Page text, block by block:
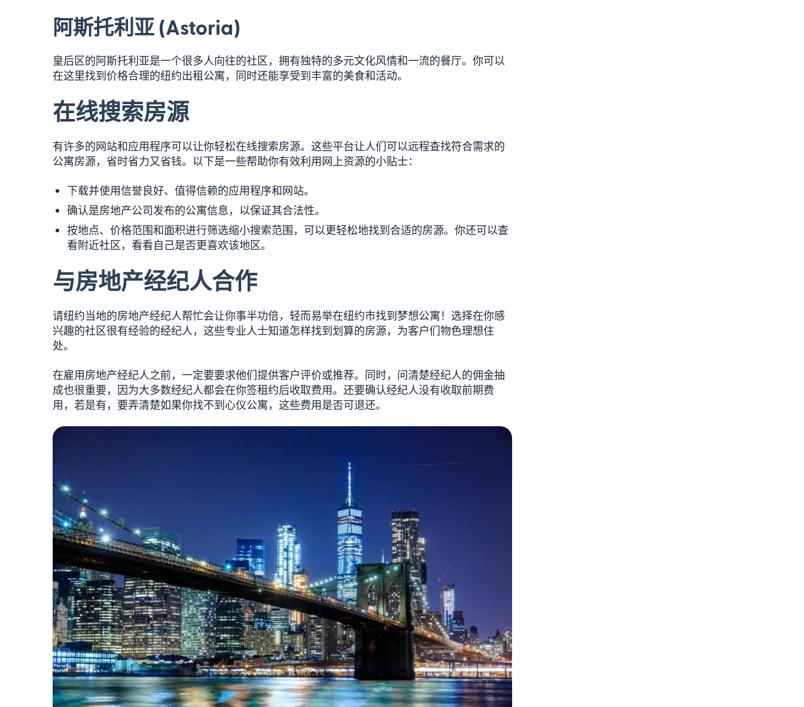
阿斯托利亚 (Astoria)
皇后区的阿斯托利亚是一个很多人向往的社区，拥有独特的多元文化风情和一流的餐厅。你可以
在这里找到价格合理的纽约出租公寓，同时还能享受到丰富的美食和活动。
在线搜索房源
有许多的网站和应用程序可以让你轻松在线搜索房源。这些平台让人们可以远程查找符合需求的
公寓房源，省时省力又省钱。以下是一些帮助你有效利用网上资源的小贴士：
下载并使用信誉良好、值得信赖的应用程序和网站。
确认是房地产公司发布的公寓信息，以保证其合法性。
按地点、价格范围和面积进行筛选缩小搜索范围，可以更轻松地找到合适的房源。你还可以查
看附近社区，看看自己是否更喜欢该地区。
与房地产经纪人合作
请纽约当地的房地产经纪人帮忙会让你事半功倍，轻而易举在纽约市找到梦想公寓！选择在你感
兴趣的社区很有经验的经纪人，这些专业人士知道怎样找到划算的房源，为客户们物色理想住
处。
在雇用房地产经纪人之前，一定要要求他们提供客户评价或推荐。同时，问清楚经纪人的佣金抽
成也很重要，因为大多数经纪人都会在你签租约后收取费用。还要确认经纪人没有收取前期费
用，若是有，要弄清楚如果你找不到心仪公寓，这些费用是否可退还。